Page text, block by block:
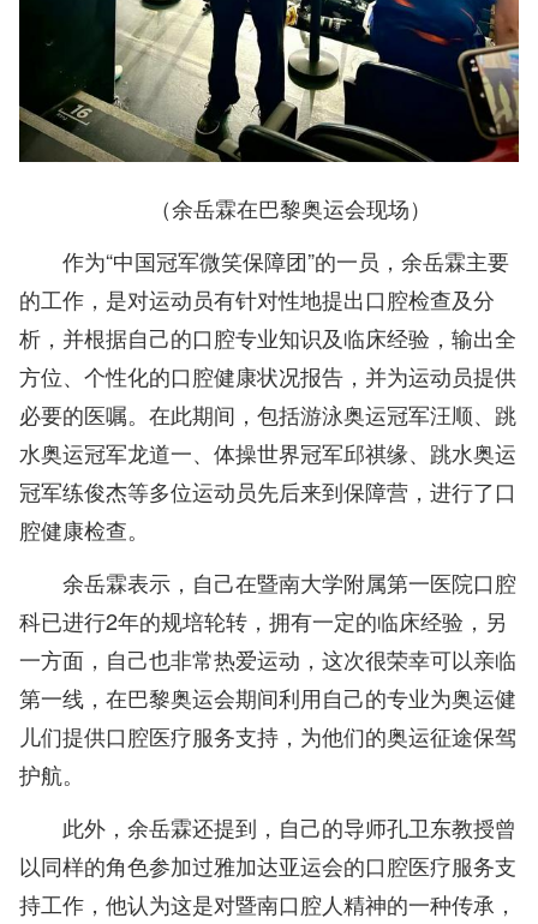
（余岳霖在巴黎奥运会现场）
作为“中国冠军微笑保障团”的一员，余岳霖主要
的工作，是对运动员有针对性地提出口腔检查及分
析，并根据自己的口腔专业知识及临床经验，输出全
方位、个性化的口腔健康状况报告，并为运动员提供
必要的医嘱。在此期间，包括游泳奥运冠军汪顺、跳
水奥运冠军龙道一、体操世界冠军邱祺缘、跳水奥运
冠军练俊杰等多位运动员先后来到保障营，进行了口
腔健康检查。
余岳霖表示，自己在暨南大学附属第一医院口腔
科已进行2年的规培轮转，拥有一定的临床经验，另
一方面，自己也非常热爱运动，这次很荣幸可以亲临
第一线，在巴黎奥运会期间利用自己的专业为奥运健
儿们提供口腔医疗服务支持，为他们的奥运征途保驾
护航。
此外，余岳霖还提到，自己的导师孔卫东教授曾
以同样的角色参加过雅加达亚运会的口腔医疗服务支
持工作，他认为这是对暨南口腔人精神的一种传承，